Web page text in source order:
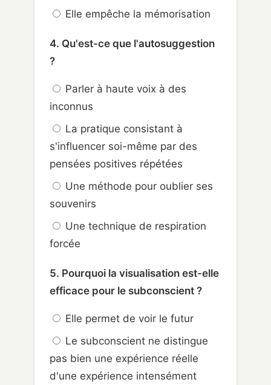
Elle empêche la mémorisation
4. Qu'est-ce que l'autosuggestion
?
Parler à haute voix à des
inconnus
La pratique consistant à
s'influencer soi-même par des
pensées positives répétées
Une méthode pour oublier ses
souvenirs
Une technique de respiration
forcée
5. Pourquoi la visualisation est-elle
efficace pour le subconscient ?
Elle permet de voir le futur
Le subconscient ne distingue
pas bien une expérience réelle
d'une expérience intensément